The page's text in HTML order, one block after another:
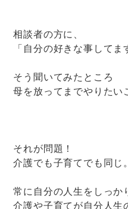
相談者の方に、
「自分の好きな事してま
そう聞いてみたところ
母を放ってまでやりたい
それが問題！
介護でも子育てでも同じ。
常に自分の人生をしっか
介護や子育てが自分人生